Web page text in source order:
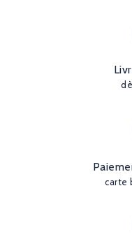
carte